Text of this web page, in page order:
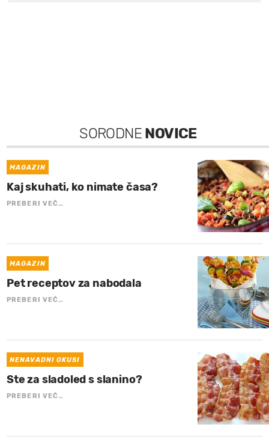
SORODNE NOVICE
MAGAZIN
Kaj skuhati, ko nimate časa?
PREBERI VEČ…
MAGAZIN
Pet receptov za nabodala
PREBERI VEČ…
NENAVADNI OKUSI
Ste za sladoled s slanino?
PREBERI VEČ…